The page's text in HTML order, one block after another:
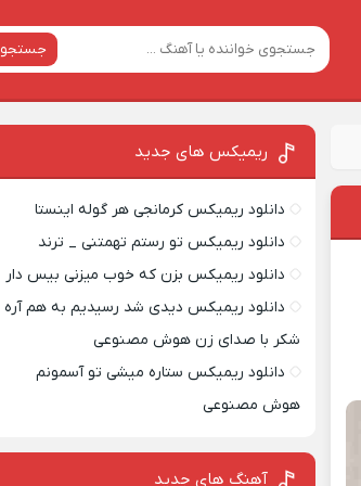
جستجو
ریمیکس‌ های جدید
دانلود ریمیکس کرمانجی هر گوله اینستا
دانلود ریمیکس تو رستم تهمتنی _ ترند
دانلود ریمیکس بزن که خوب میزنی بیس دار
دانلود ریمیکس دیدی شد رسیدیم به هم آره
شکر با صدای زن هوش مصنوعی
دانلود ریمیکس ستاره میشی تو آسمونم
هوش مصنوعی
آهنگ های جدید